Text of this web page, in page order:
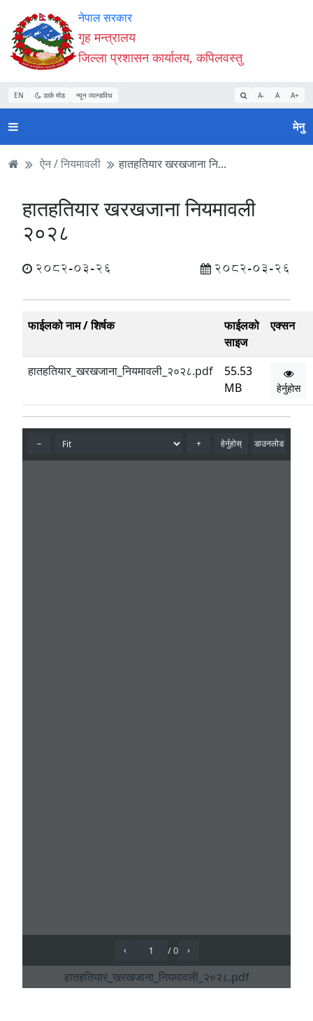
Accessibility
Mode
सुरु
गर्नुहोस्
सामाग्री
पढ्नुहाेस्
नेभिगेसन
पढ्नुहाेस्
वेबसाइट
खोजमा
जानुहोस्
नेपाल सरकार
गृह मन्त्रालय
जिल्ला प्रशासन कार्यालय, कपिलवस्तु
EN डार्क मोड न्यून व्यान्डविथ A- A A+
मेनु
ऐन / नियमावली हातहतियार खरखजाना नि...
हातहतियार खरखजाना नियमावली
२०२८
2082-03-26 2082-03-26
फाईलको नाम / शिर्षक
फाईलको
साइज
एक्सन
हातहतियार_खरखजाना_नियमावली_२०२८.pdf
55.53
MB
हेर्नुहोस